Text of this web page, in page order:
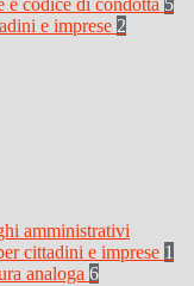
e codice di condotta 5
e imprese 2
amministrativi
cittadini e imprese 1
analoga 6